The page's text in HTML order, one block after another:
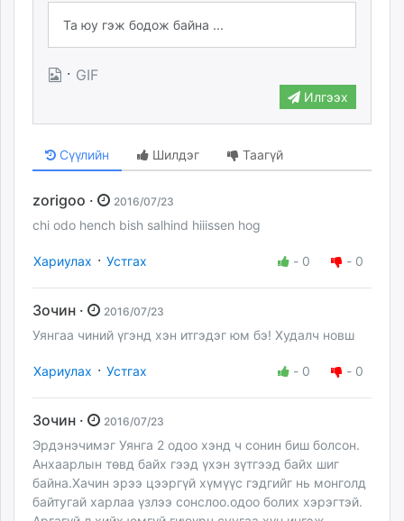
· GIF
Илгээх
Сүүлийн Шилдэг Таагүй
zorigoo · 2016/07/23
chi odo hench bish salhind hiiissen hog
Хариулах · Устгах - 0 - 0
Зочин · 2016/07/23
Уянгаа чиний үгэнд хэн итгэдэг юм бэ! Худалч новш
Хариулах · Устгах - 0 - 0
Зочин · 2016/07/23
Эрдэнэчимэг Уянга 2 одоо хэнд ч сонин биш болсон.
Анхаарлын төвд байх гээд үхэн зүтгээд байх шиг
байна.Хачин эрээ цээргүй хүмүүс гэдгийг нь монголд
байтугай харлаа үзлээ сонслоо.одоо болих хэрэгтэй.